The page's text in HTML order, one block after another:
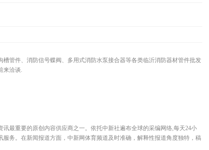
管件、消防信号蝶阀、多用式消防水泵接合器等各类临沂消防器材管件批发
来洽谈.
最重要的原创内容供应商之一。依托中新社遍布全球的采编网络,每天24小
务。在新闻报道方面，中新网体育频道及时准确，解释性报道角度独特，稿